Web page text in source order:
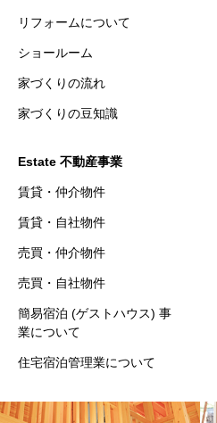
リフォームについて
ショールーム
家づくりの流れ
家づくりの豆知識
Estate 不動産事業
賃貸・仲介物件
賃貸・自社物件
売買・仲介物件
売買・自社物件
簡易宿泊 (ゲストハウス) 事
業について
住宅宿泊管理業について